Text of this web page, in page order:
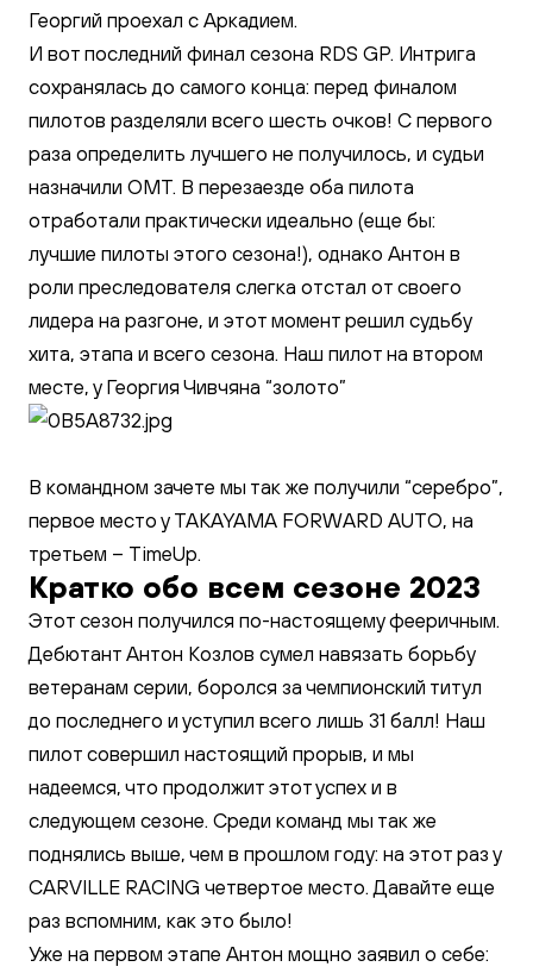
Георгий проехал с Аркадием.
И вот последний финал сезона RDS GP. Интрига
сохранялась до самого конца: перед финалом
пилотов разделяли всего шесть очков! С первого
раза определить лучшего не получилось, и судьи
назначили ОМТ. В перезаезде оба пилота
отработали практически идеально (еще бы:
лучшие пилоты этого сезона!), однако Антон в
роли преследователя слегка отстал от своего
лидера на разгоне, и этот момент решил судьбу
хита, этапа и всего сезона. Наш пилот на втором
месте, у Георгия Чивчяна “золото”
В командном зачете мы так же получили “серебро”,
первое место у TAKAYAMA FORWARD AUTO, на
третьем – TimeUp.
Кратко обо всем сезоне 2023
Этот сезон получился по-настоящему фееричным.
Дебютант Антон Козлов сумел навязать борьбу
ветеранам серии, боролся за чемпионский титул
до последнего и уступил всего лишь 31 балл! Наш
пилот совершил настоящий прорыв, и мы
надеемся, что продолжит этот успех и в
следующем сезоне. Среди команд мы так же
поднялись выше, чем в прошлом году: на этот раз у
CARVILLE RACING четвертое место. Давайте еще
раз вспомним, как это было!
Уже на первом этапе Антон мощно заявил о себе: